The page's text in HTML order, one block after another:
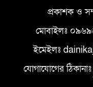
প্রকাশক ও
মোবাইলঃ
ইমেইলঃ
যোগাযোগের ঠিকানাঃ